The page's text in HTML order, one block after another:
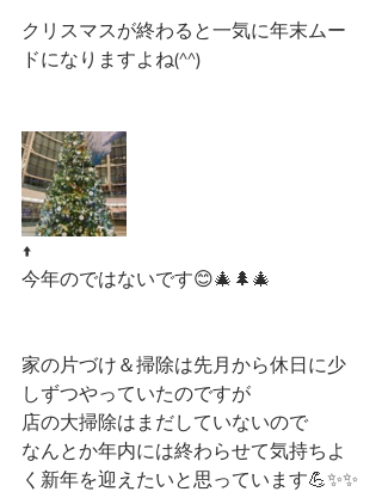
クリスマスが終わると一気に年末ムー
ドになりますよね(^^)
↑
今年のではないです😊🎄🌲🎄
家の片づけ＆掃除は先月から休日に少
しずつやっていたのですが
店の大掃除はまだしていないので
なんとか年内には終わらせて気持ちよ
く新年を迎えたいと思っています💪✨✨